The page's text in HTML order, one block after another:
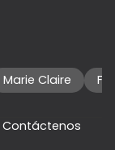
Marie Claire
Contáctenos